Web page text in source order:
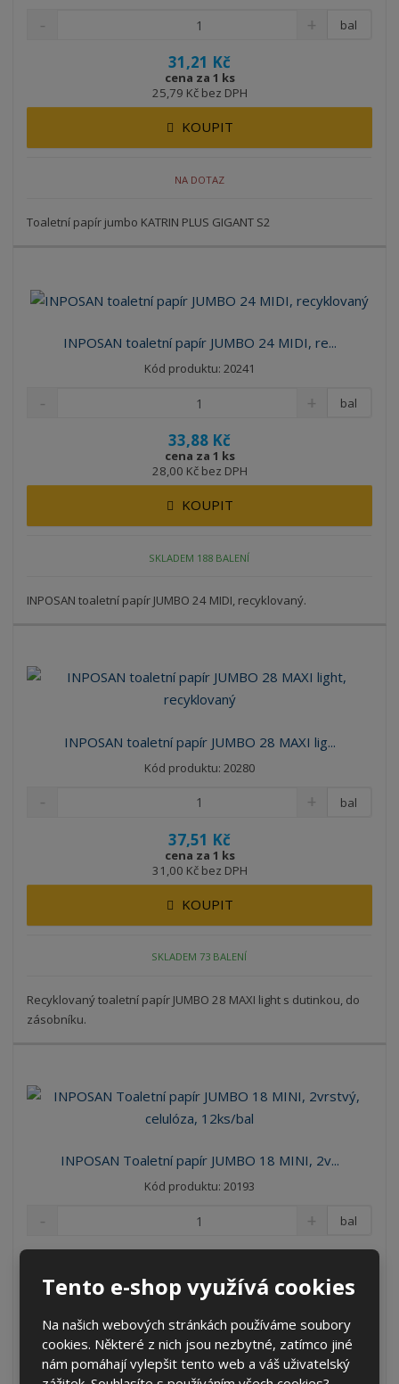
Tento e-shop využívá cookies
Na našich webových stránkách používáme soubory
cookies. Některé z nich jsou nezbytné, zatímco jiné
nám pomáhají vylepšit tento web a váš uživatelský
31,21 Kč
cena za 1 ks
25,79 Kč bez DPH
bal
KOUPIT
NA DOTAZ
Toaletní papír jumbo KATRIN PLUS GIGANT S2
INPOSAN toaletní papír JUMBO 24 MIDI, re...
Kód produktu: 20241
33,88 Kč
cena za 1 ks
28,00 Kč bez DPH
bal
KOUPIT
SKLADEM 188 BALENÍ
INPOSAN toaletní papír JUMBO 24 MIDI, recyklovaný.
INPOSAN toaletní papír JUMBO 28 MAXI lig...
Kód produktu: 20280
37,51 Kč
cena za 1 ks
31,00 Kč bez DPH
bal
KOUPIT
SKLADEM 73 BALENÍ
Recyklovaný toaletní papír JUMBO 28 MAXI light s dutinkou, do
zásobníku.
INPOSAN Toaletní papír JUMBO 18 MINI, 2v...
Kód produktu: 20193
31,00 Kč bez DPH
bal
KOUPIT
SKLADEM 208 BALENÍ